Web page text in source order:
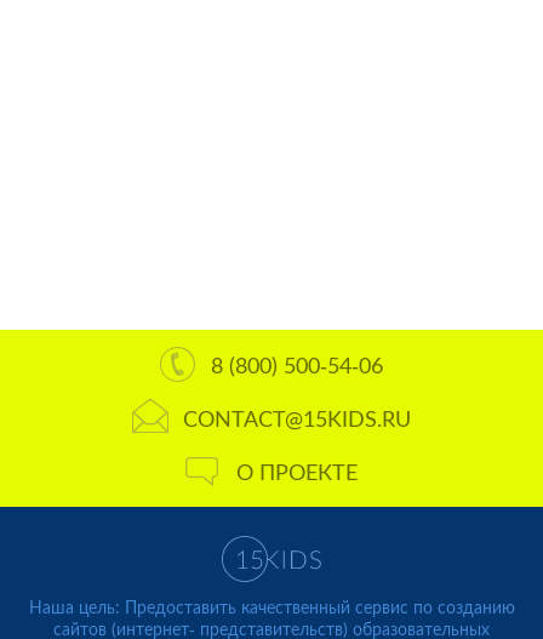
8 (800) 500-54-06
CONTACT@15KIDS.RU
О ПРОЕКТЕ
Наша цель: Предоставить качественный сервис по созданию
сайтов (интернет- представительств) образовательных